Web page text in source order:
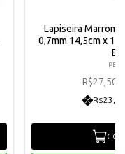
Lapiseira Marrom
0,7mm 14,5cm x
R$27,50